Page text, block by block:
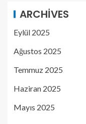
ARCHIVES
Eylül 2025
Ağustos 2025
Temmuz 2025
Haziran 2025
Mayıs 2025